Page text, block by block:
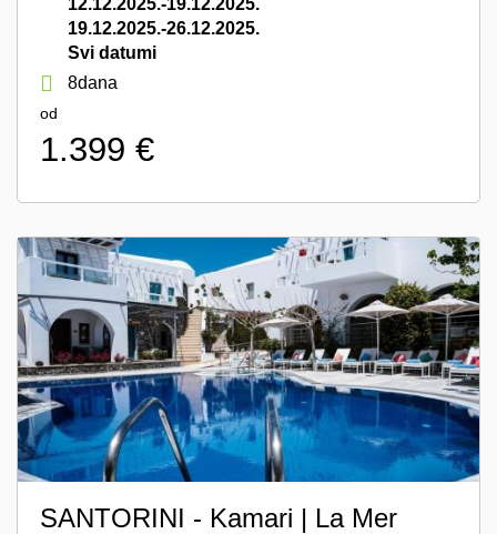
12.12.2025.-19.12.2025.
19.12.2025.-26.12.2025.
Svi datumi
8dana
od
1.399 €
SANTORINI - Kamari | La Mer